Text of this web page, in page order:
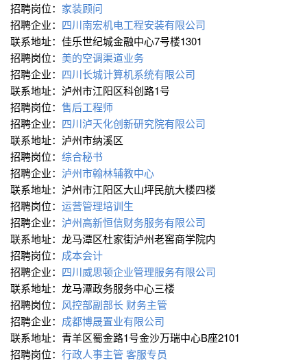
招聘岗位： 家装顾问
招聘企业： 四川南宏机电工程安装有限公司
联系地址：佳乐世纪城金融中心7号楼1301
招聘岗位： 美的空调渠道业务
招聘企业： 四川长城计算机系统有限公司
联系地址：泸州市江阳区科创路1号
招聘岗位： 售后工程师
招聘企业： 四川泸天化创新研究院有限公司
联系地址：泸州市纳溪区
招聘岗位： 综合秘书
招聘企业： 泸州市翰林辅教中心
联系地址：泸州市江阳区大山坪民航大楼四楼
招聘岗位： 运营管理培训生
招聘企业： 泸州高新恒信财务服务有限公司
联系地址：龙马潭区杜家街泸州老窖商学院内
招聘岗位： 成本会计
招聘企业： 四川威思顿企业管理服务有限公司
联系地址：龙马潭政务服务中心三楼
招聘岗位： 风控部副部长 财务主管
招聘企业： 成都博晟置业有限公司
联系地址：青羊区蜀金路1号金沙万瑞中心B座2101
招聘岗位： 行政人事主管 客服专员